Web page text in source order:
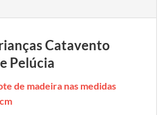
Catavento
Pelúcia
de madeira nas medidas